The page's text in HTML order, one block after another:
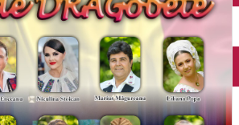
auto
biciclete
vehicule electrice